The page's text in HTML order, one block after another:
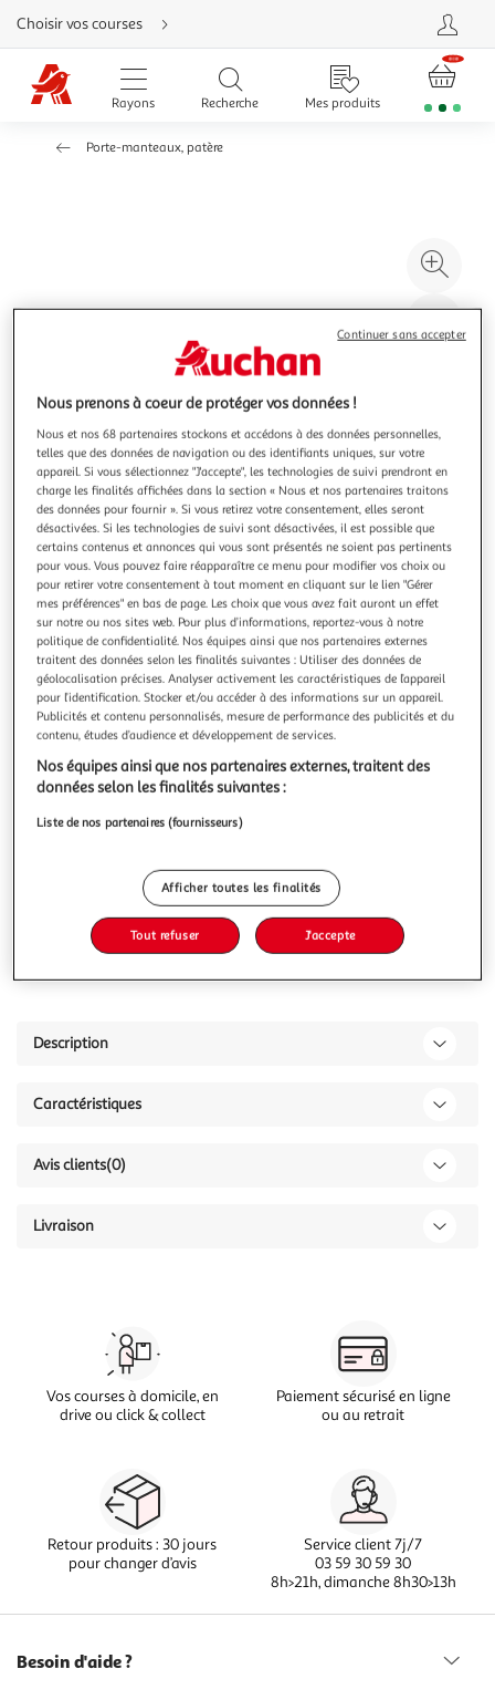
Aller
directement
au
contenu
Aller
directement
Aller
d'aide
Choisir vos courses
Rayons Recherche Mes produits
Porte-manteaux, patère
à
Illustration
précédente
Illustration
suivante
PARIS PRIX
Patère murale 5 crochets optik 66cm multicolore
Informations Techniques : Dimensions : L. 66 x l. 5 x H. 21
cm Matière : Bois Massif Spécificités : Tendance & Pratique
Patère Murale design Style Vintage & Rétro 5 Crochets
Livré monté Facile d'utilisation & d'entretien Nombre de
colis : 1 Poids : 0,99 kg Couleur : Multicolore
En savoir +
Vendu par Paris Prix
Livraison dès 1/2 semaines
8,99€
75,99€
Ajouter au panier
Ajouter à une liste
Description
Caractéristiques
Avis clients(0)
Livraison
Vos courses à domicile, en
drive ou click & collect
Paiement sécurisé en ligne
ou au retrait
Retour produits : 30 jours
pour changer d’avis
Service client 7j/7
03 59 30 59 30
8h>21h, dimanche 8h30>13h
Besoin d'aide ?
Nous prenons à coeur de protéger vos données !
Nous et nos 68 partenaires stockons et accédons à des données personnelles,
telles que des données de navigation ou des identifiants uniques, sur votre
appareil. Si vous sélectionnez "J'accepte", les technologies de suivi prendront en
charge les finalités affichées dans la section « Nous et nos partenaires traitons
des données pour fournir ». Si vous retirez votre consentement, elles seront
désactivées. Si les technologies de suivi sont désactivées, il est possible que
certains contenus et annonces qui vous sont présentés ne soient pas pertinents
pour vous. Vous pouvez faire réapparaître ce menu pour modifier vos choix ou
pour retirer votre consentement à tout moment en cliquant sur le lien "Gérer
mes préférences" en bas de page. Les choix que vous avez fait auront un effet
sur notre ou nos sites web. Pour plus d’informations, reportez-vous à notre
politique de confidentialité. Nos équipes ainsi que nos partenaires externes
traitent des données selon les finalités suivantes : Utiliser des données de
géolocalisation précises. Analyser activement les caractéristiques de l’appareil
pour l’identification. Stocker et/ou accéder à des informations sur un appareil.
Publicités et contenu personnalisés, mesure de performance des publicités et du
contenu, études d’audience et développement de services.
Nos équipes ainsi que nos partenaires externes, traitent des
données selon les finalités suivantes :
Liste de nos partenaires (fournisseurs)
Afficher toutes les finalités
Tout refuser J'accepte
Continuer sans accepter